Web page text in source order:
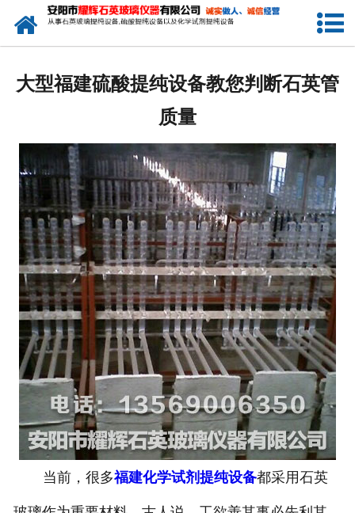
网站首页
产品中心
生产设备
工程业绩
发货展示
联系我们
大型福建硫酸提纯设备教您判断石英管
质量
当前，很多福建化学试剂提纯设备都采用石英